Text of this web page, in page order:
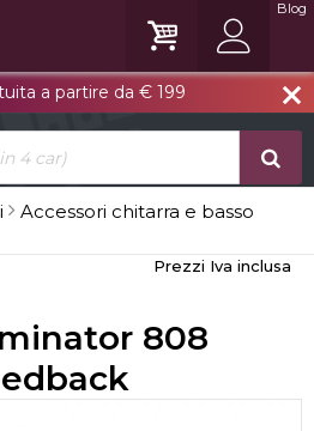
close
a partire da € 199
Blog
Accessori chitarra e basso
Prezzi Iva inclusa
808